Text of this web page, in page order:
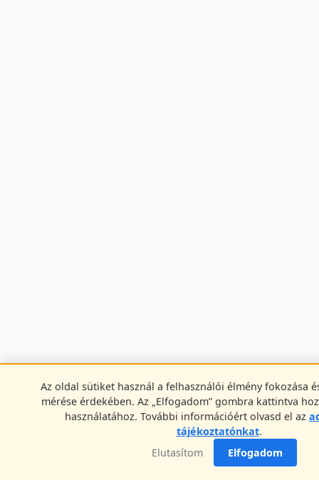
Az oldal sütiket használ a felhasználói élmény fokozása
mérése érdekében. Az „Elfogadom” gombra kattintva
használatához. További információért olvasd el az
tájékoztatónkat.
Elutasítom
Elfogadom